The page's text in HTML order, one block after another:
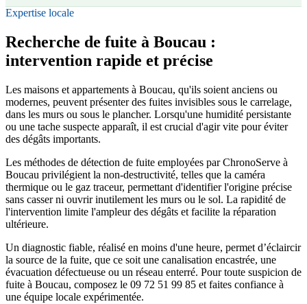
Expertise locale
Recherche de fuite à Boucau :
intervention rapide et précise
Les maisons et appartements à Boucau, qu'ils soient anciens ou
modernes, peuvent présenter des fuites invisibles sous le carrelage,
dans les murs ou sous le plancher. Lorsqu'une humidité persistante
ou une tache suspecte apparaît, il est crucial d'agir vite pour éviter
des dégâts importants.
Les méthodes de détection de fuite employées par ChronoServe à
Boucau privilégient la non-destructivité, telles que la caméra
thermique ou le gaz traceur, permettant d'identifier l'origine précise
sans casser ni ouvrir inutilement les murs ou le sol. La rapidité de
l'intervention limite l'ampleur des dégâts et facilite la réparation
ultérieure.
Un diagnostic fiable, réalisé en moins d'une heure, permet d’éclaircir
la source de la fuite, que ce soit une canalisation encastrée, une
évacuation défectueuse ou un réseau enterré. Pour toute suspicion de
fuite à Boucau, composez le 09 72 51 99 85 et faites confiance à
une équipe locale expérimentée.